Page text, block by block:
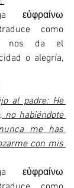
como
nos da el
o alegría,
al padre: He
no habiéndote
me has
con mis